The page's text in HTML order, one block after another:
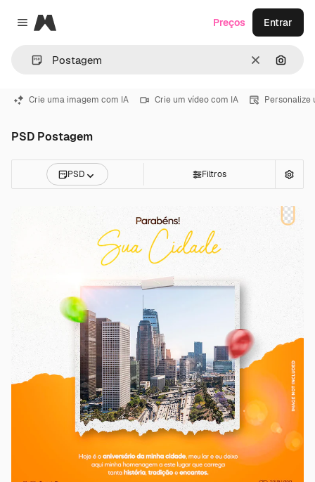
Close menu
Magnific
Limpar
Preços Entrar
Crie uma imagem com IA Crie um vídeo com IA Personalize
PSD Postagem
PSD Filtros